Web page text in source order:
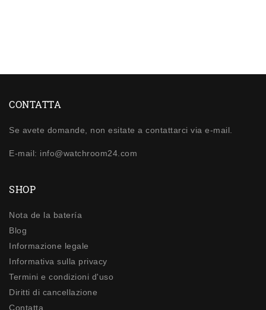
CONTATTA
Se avete domande, non esitate a contattarci via e-mail.
E-mail: info@watchroom24.com
SHOP
Nota de la batería
Blog
Informazione legale
Informativa sulla privacy
Termini e condizioni d'uso
Diritti di cancellazione
Contatta